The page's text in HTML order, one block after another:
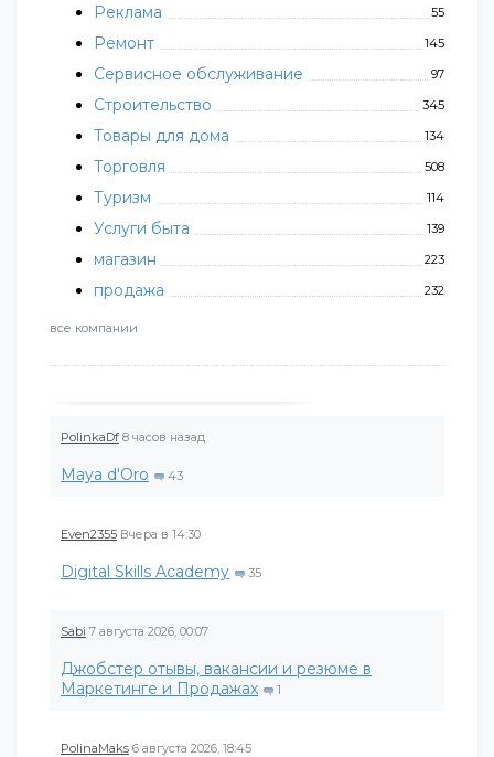
Реклама 55
Ремонт 145
Сервисное обслуживание 97
Строительство 345
Товары для дома 134
Торговля 508
Туризм 114
Услуги быта 139
магазин 223
продажа 232
все компании
PolinkaDf 8 часов назад
Maya d'Oro 43
Even2355 Вчера в 14:30
Digital Skills Academy 35
Sabi 7 августа 2026, 00:07
Джобстер отывы, вакансии и резюме в
Маркетинге и Продажах
1
PolinaMaks 6 августа 2026, 18:45